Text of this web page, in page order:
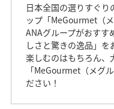
日本全国の選りすぐり
ップ「MeGourmet（
ANAグループがおすす
しさと驚きの逸品」
楽しむのはもちろん、
「MeGourmet（メグ
ださい！